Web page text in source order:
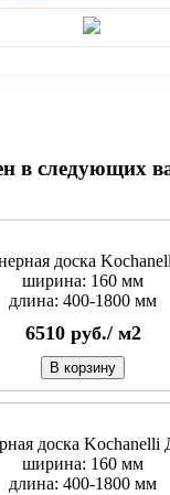
в следующих
доска
ширина: 160 мм
длина: 400-1800 мм
6510 руб./ м2
В корзину
доска Kochanelli
ширина: 160 мм
длина: 400-1800 мм